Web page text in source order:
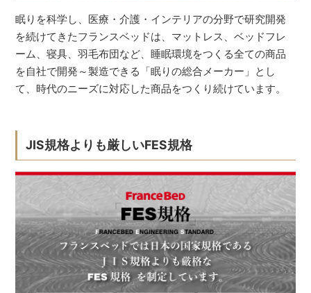
眠りを科学し、医療・介護・インテリアの分野で研究開発
を続けてきたフランスベッドは、マットレス、ベッドフレ
ーム、寝具、羽毛布団など、睡眠環境をつくる全ての商品
を自社で開発～製造できる「眠りの総合メーカー」とし
て、時代のニーズに対応した商品をつくり続けています。
JIS規格よりも厳しいFES規格